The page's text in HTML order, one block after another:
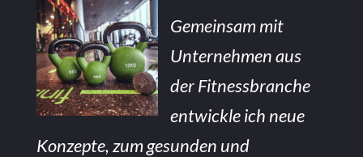
Gemeinsam mit
Unternehmen aus
der Fitnessbranche
entwickle ich neue
Konzepte, zum gesunden und